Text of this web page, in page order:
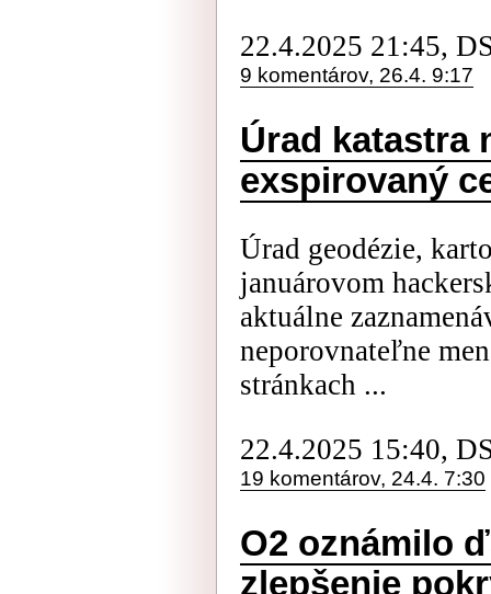
22.4.2025 21:45,
9 komentárov, 26.4. 9:17
Úrad katastra
exspirovaný
Úrad geodézie,
januárovom
aktuálne
neporovnateľne
stránkach ...
22.4.2025 15:40,
19 komentárov, 24.4. 7:30
O2 oznámilo
zlepšenie